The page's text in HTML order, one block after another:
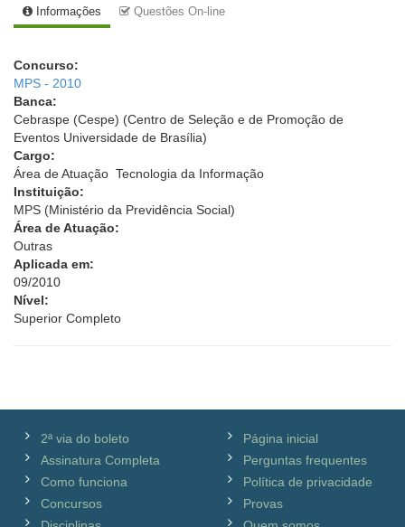
Informações Questões On-line
Concurso:
MPS - 2010
Banca:
Cebraspe (Cespe) (Centro de Seleção e de Promoção de
Eventos Universidade de Brasília)
Cargo:
Área de Atuação  Tecnologia da Informação
Instituição:
MPS (Ministério da Previdência Social)
Área de Atuação:
Outras
Aplicada em:
09/2010
Nível:
Superior Completo
2ª via do boleto
Assinatura Completa
Como funciona
Concursos
Página inicial
Perguntas frequentes
Política de privacidade
Provas